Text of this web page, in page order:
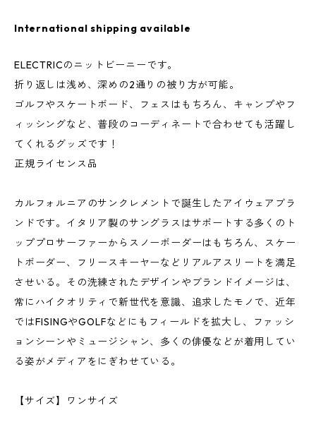
International shipping available
ELECTRICのニットビーニーです。
折り返しは浅め、深めの2通りの被り方が可能。
ゴルフやスケートボード、フェスはもちろん、キャンプやフ
ィッシングなど、普段のコーディネートで合わせても活躍し
てくれるグッズです！
正規ライセンス品
カルフォルニアのサンクレメントで誕生したアイウェアブラ
ンドです。イタリア製のサングラスはサポートする多くのト
ッププロサーファーからスノーボーダーはもちろん、スケー
トボーダー、フリースキーヤーなどリアルアスリートを満足
させいる。その洗練されたデザインやブランドイメージは、
常にハイクオリティで新世代を意識、追求したモノで、近年
ではFISINGやGOLFなどにもフィールドを拡大し、ファッシ
ョンシーンやミュージシャン、多くの俳優などが着用してい
る姿がメディアをにぎわせている。
【サイズ】ワンサイズ